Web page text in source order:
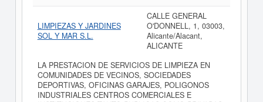
LIMPIEZAS Y JARDINES
SOL Y MAR S.L.
CALLE GENERAL
O'DONNELL, 1, 03003,
Alicante/Alacant,
ALICANTE
LA PRESTACION DE SERVICIOS DE LIMPIEZA EN
COMUNIDADES DE VECINOS, SOCIEDADES
DEPORTIVAS, OFICINAS GARAJES, POLIGONOS
INDUSTRIALES CENTROS COMERCIALES E